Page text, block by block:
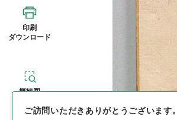
印刷
ダウンロード
概観図
ご訪問いただきありがとうございます。